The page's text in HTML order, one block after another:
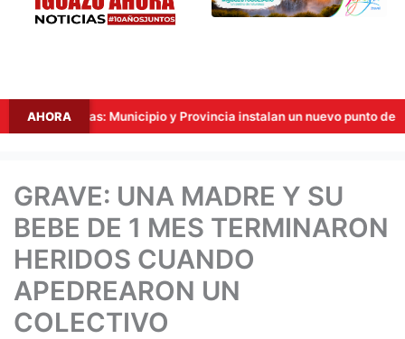
AHORA
Fronteras: Municipio y Provincia instalan un nuevo punto de
GRAVE: UNA MADRE Y SU
BEBE DE 1 MES TERMINARON
HERIDOS CUANDO
APEDREARON UN
COLECTIVO